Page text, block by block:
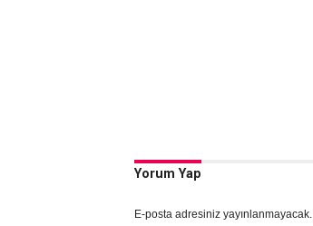
Yorum Yap
E-posta adresiniz yayınlanmayacak.